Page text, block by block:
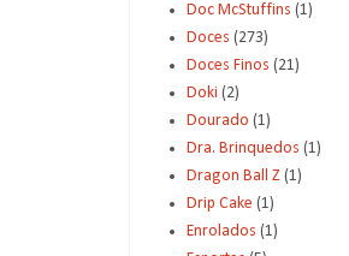
Doc McStuffins (1)
Doces (273)
Doces Finos (21)
Doki (2)
Dourado (1)
Dra. Brinquedos (1)
Dragon Ball Z (1)
Drip Cake (1)
Enrolados (1)